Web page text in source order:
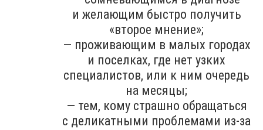
и желающим быстро получить
«второе мнение»;
— проживающим в малых городах
и поселках, где нет узких
специалистов, или к ним очередь
на месяцы;
— тем, кому страшно обращаться
с деликатными проблемами из-за